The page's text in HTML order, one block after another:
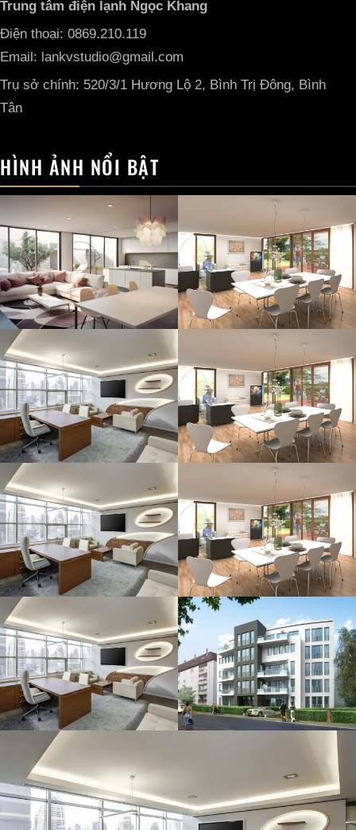
Trung tâm điện lạnh Ngọc Khang
Điện thoại: 0869.210.119
Email: lankvstudio@gmail.com
Trụ sở chính: 520/3/1 Hương Lộ 2, Bình Trị Đông, Bình
Tân
HÌNH ẢNH NỔI BẬT